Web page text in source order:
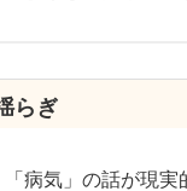
らぎ
病気」の話が現実